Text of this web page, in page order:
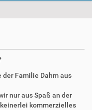
Familie Dahm aus
nur aus Spaß an der
kommerzielles